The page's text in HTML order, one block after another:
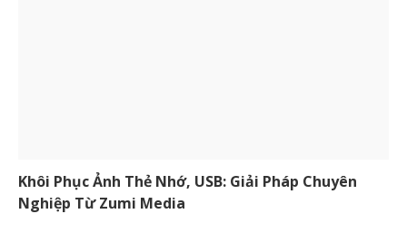
Khôi Phục Ảnh Thẻ Nhớ, USB: Giải Pháp Chuyên
Nghiệp Từ Zumi Media